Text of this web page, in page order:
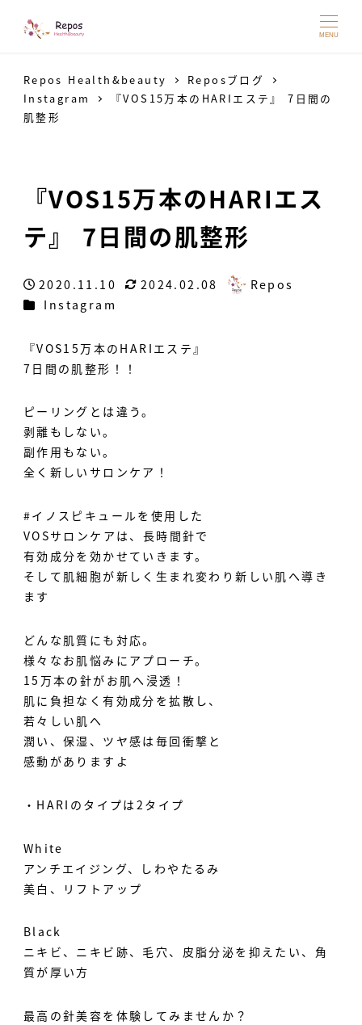
MENU
Repos Health&beauty
Reposブログ
Instagram
『VOS15万本のHARIエステ』 7日間の
肌整形
『VOS15万本のHARIエス
テ』 7日間の肌整形
投稿日
2020.11.10
更新日
2024.02.08
著
Repos
カテゴリー
Instagram
『VOS15万本のHARIエステ』
7日間の肌整形！！
ピーリングとは違う。
剥離もしない。
副作用もない。
全く新しいサロンケア！
#イノスピキュールを使用した
VOSサロンケアは、長時間針で
有効成分を効かせていきます。
そして肌細胞が新しく生まれ変わり新しい肌へ導き
ます
どんな肌質にも対応。
様々なお肌悩みにアプローチ。
15万本の針がお肌へ浸透！
肌に負担なく有効成分を拡散し、
若々しい肌へ
潤い、保湿、ツヤ感は毎回衝撃と
感動がありますよ️
・HARIのタイプは2タイプ
White
アンチエイジング、しわやたるみ
美白、リフトアップ
Black
ニキビ、ニキビ跡、毛穴、皮脂分泌を抑えたい、角
質が厚い方
最高の針美容を体験してみませんか？